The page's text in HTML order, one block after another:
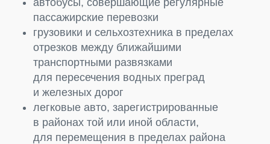
пассажирские перевозки
грузовики и сельхозтехника в пределах
отрезков между ближайшими
транспортными развязками
для пересечения водных преград
и железных дорог
легковые авто, зарегистрированные
в районах той или иной области,
для перемещения в пределах района